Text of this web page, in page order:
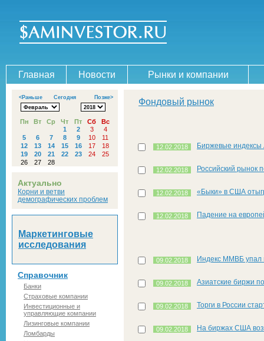
Главная Новости Рынки и компании
<Раньше Сегодня Позже>
Пн Вт Ср Чт Пт Сб
Вс
1
2 3
4
5
6 7 8 9 10
11
12
13 14 15 16 17
18
19
20 21 22 23 24
25
26
27 28
Актуально
Корни и ветви
демографических проблем
Маркетинговые
исследования
Справочник
Банки
Страховые компании
Инвестиционные и
управляющие компании
Лизинговые компании
Ломбарды
Фондовый рынок
12.02.2018 Биржевые индексы
12.02.2018 Российский рынок
12.02.2018 «Быки» в США
12.02.2018 Падение на
09.02.2018 Индекс ММВБ упал
09.02.2018 Азиатские биржи
09.02.2018 Торги в России
09.02.2018 На биржах США